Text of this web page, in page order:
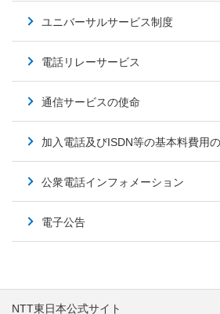
ユニバーサルサービス制度
電話リレーサービス
通信サービスの使命
加入電話及びISDN等の基本料費用
公衆電話インフォメーション
電子公告
NTT東日本公式サイト